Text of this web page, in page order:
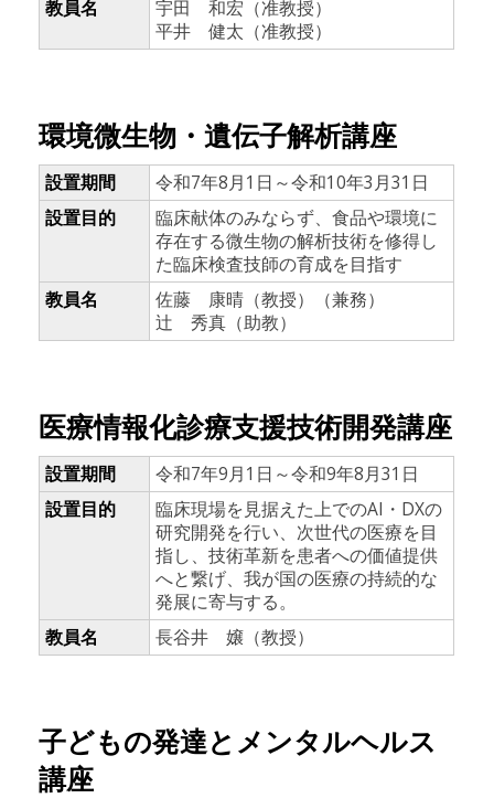
教員名
宇田 和宏（准教授）
平井 健太（准教授）
環境微生物・遺伝子解析講座
設置期間
令和7年8月1日～令和10年3月31日
設置目的
臨床献体のみならず、食品や環境に
存在する微生物の解析技術を修得し
た臨床検査技師の育成を目指す
教員名
佐藤 康晴（教授）（兼務）
辻 秀真（助教）
医療情報化診療支援技術開発講座
設置期間
令和7年9月1日～令和9年8月31日
設置目的
臨床現場を見据えた上でのAI・DXの
研究開発を行い、次世代の医療を目
指し、技術革新を患者への価値提供
へと繋げ、我が国の医療の持続的な
発展に寄与する。
教員名
長谷井 嬢（教授）
子どもの発達とメンタルヘルス
講座